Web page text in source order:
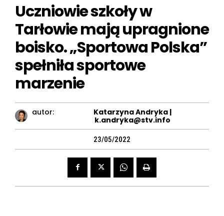
Uczniowie szkoły w
Tarłowie mają upragnione
boisko. „Sportowa Polska”
spełniła sportowe
marzenie
autor:
Katarzyna Andryka |
k.andryka@stv.info
23/05/2022